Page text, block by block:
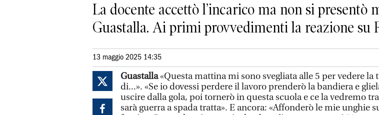
La docente accettò l’incarico ma non si presentò
Guastalla. Ai primi provvedimenti la reazione su
13 maggio 2025 14:35
Guastalla«Questa mattina mi sono svegliata alle 5 per vedere la
di...». «Se io dovessi perdere il lavoro prenderò la bandiera e
uscire dalla gola, poi tornerò in questa scuola e ce la vedremo
sarà guerra a spada tratta». E ancora: «Affonderò le mie unghie